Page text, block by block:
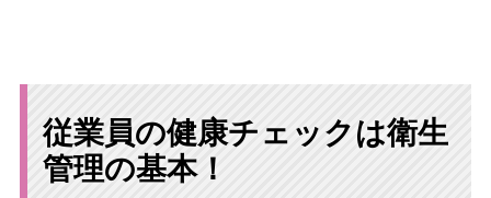
従業員の健康チェックは衛生
管理の基本！